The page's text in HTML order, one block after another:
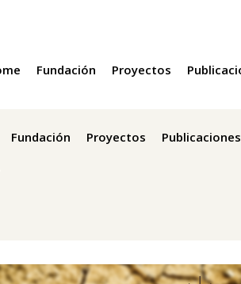
Fundación Proyectos Publicaciones
Fundación Proyectos